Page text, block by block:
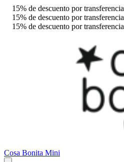
15% de descuento por transferencia
15% de descuento por transferencia
15% de descuento por transferencia
Cosa Bonita Mini